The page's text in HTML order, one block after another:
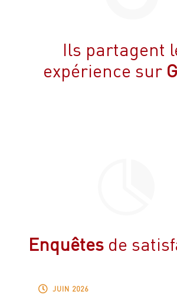
Ils partagent
expérience sur
Enquêtesde
 JUIN 2026